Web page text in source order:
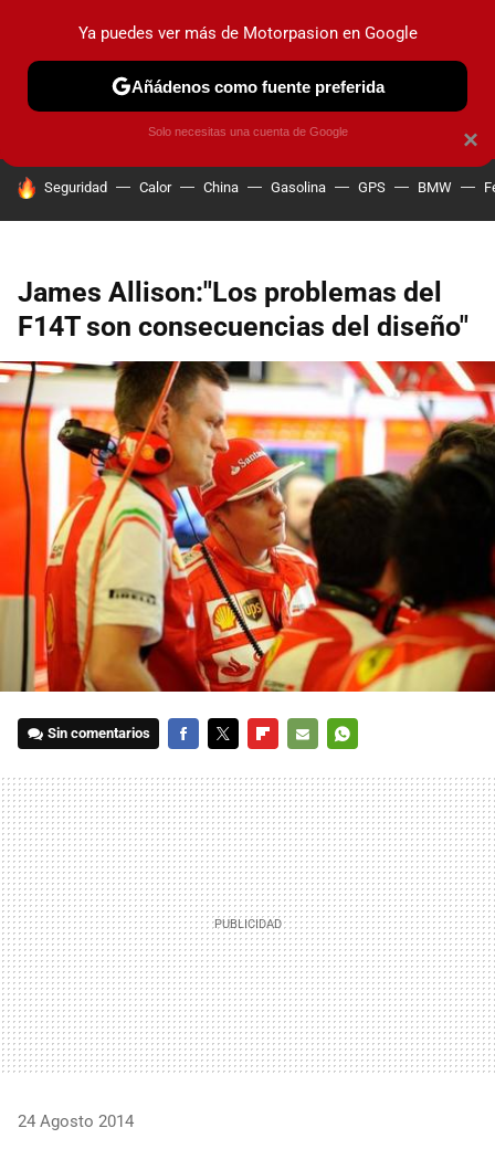
PRUEBAS COCHES ELÉCTRICOS OBSERVATORIO
HOY SE HABLA DE
Seguridad Calor China Gasolina GPS BMW
James Allison:"Los problemas del
F14T son consecuencias del diseño"
Sin comentarios
MAIL
24 Agosto 2014
×
Ya puedes ver más de Motorpasion en Google
Añádenos como fuente preferida
Solo necesitas una cuenta de Google